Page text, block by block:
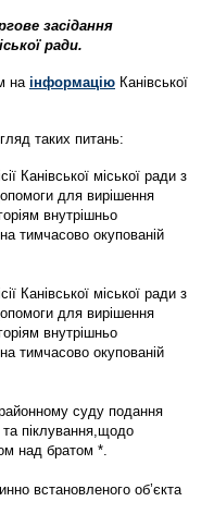
засідання
ради.
на інформацію Канівської
таких питань:
Канівської міської ради з
для вирішення
внутрішньо
тимчасово окупованій
Канівської міської ради з
для вирішення
внутрішньо
тимчасово окупованій
суду подання
та піклування,щодо
над братом *.
встановленого об’єкта